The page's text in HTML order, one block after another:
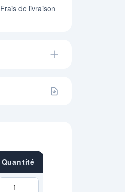
Frais de livraison
Quantité